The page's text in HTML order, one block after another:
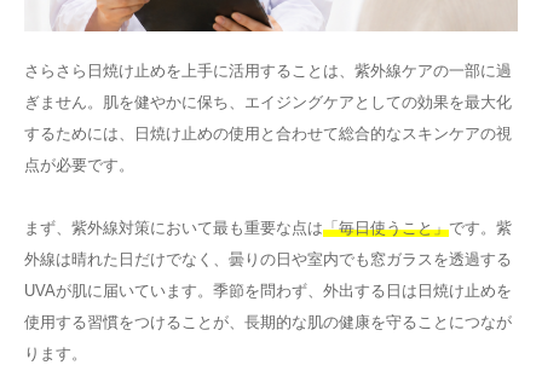
さらさら日焼け止めを上手に活用することは、紫外線ケアの一部に過
ぎません。肌を健やかに保ち、エイジングケアとしての効果を最大化
するためには、日焼け止めの使用と合わせて総合的なスキンケアの視
点が必要です。
まず、紫外線対策において最も重要な点は「毎日使うこと」です。紫
外線は晴れた日だけでなく、曇りの日や室内でも窓ガラスを透過する
UVAが肌に届いています。季節を問わず、外出する日は日焼け止めを
使用する習慣をつけることが、長期的な肌の健康を守ることにつなが
ります。